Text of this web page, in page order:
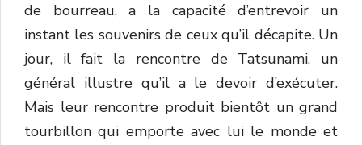
de bourreau, a la capacité d’entrevoir un
instant les souvenirs de ceux qu’il décapite. Un
jour, il fait la rencontre de Tatsunami, un
général illustre qu’il a le devoir d’exécuter.
Mais leur rencontre produit bientôt un grand
tourbillon qui emporte avec lui le monde et